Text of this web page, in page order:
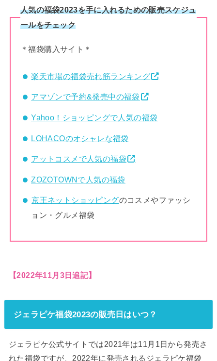
人気の福袋2023を手に入れるための販売スケジュ
ールをチェック
＊福袋購入サイト＊
楽天市場の福袋売れ筋ランキング
アマゾンで予約&発売中の福袋
Yahoo！ショッピングで人気の福袋
LOHACOのオシャレな福袋
アットコスメで人気の福袋
ZOZOTOWNで人気の福袋
京王ネットショッピングのコスメやファッシ
ョン・グルメ福袋
【2022年11月3日追記】
ジェラピケ福袋2023の販売日はいつ？
ジェラピケ公式サイトでは2021年は11月1日から発売さ
れた福袋ですが、2022年に発売されるジェラピケ福袋